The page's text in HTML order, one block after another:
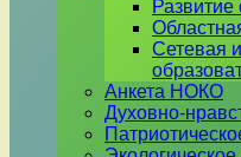
Развитие
Сетевая
Анкета НОКО
Духовно-